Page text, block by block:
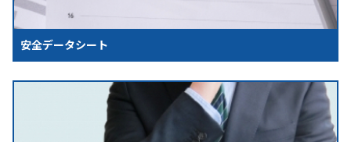
安全データシート